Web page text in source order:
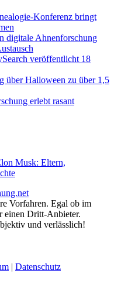
Konferenz bringt
digitale Ahnenforschung
veröffentlicht 18
über Halloween zu über 1,5
erlebt rasant
Musk: Eltern,
Vorfahren. Egal ob im
einen Dritt-Anbieter.
und verlässlich!
| Datenschutz